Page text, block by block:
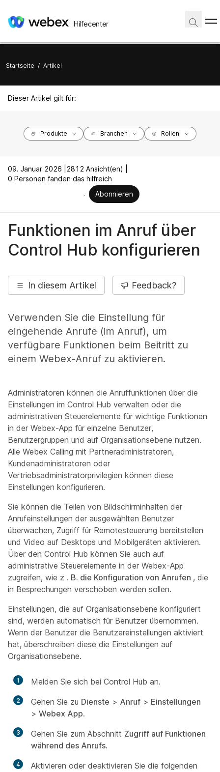
Hilfecenter
Startseite / Artikel
Dieser Artikel gilt für:
Produkte Branchen Rollen
09. Januar 2026 |
2812 Ansicht(en) |
0 Personen fanden das hilfreich
Abonnieren
Funktionen im Anruf über
Control Hub konfigurieren
In diesem Artikel Feedback?
Verwenden Sie die Einstellung für
eingehende Anrufe (im Anruf), um
verfügbare Funktionen beim Beitritt zu
einem Webex-Anruf zu aktivieren.
Administratoren können die Anruffunktionen über die
Einstellungen im Control Hub verwalten oder die
administrativen Steuerelemente für wichtige Funktionen
in der Webex-App für einzelne Benutzer,
Benutzergruppen und auf Organisationsebene nutzen.
Alle Webex Calling mit Partneradministratoren,
Kundenadministratoren oder
Vertriebsadministratorprivilegien können diese
Einstellungen konfigurieren.
Sie können die Teilen von Bildschirminhalten der
Anrufeinstellungen der ausgewählten Benutzer
überwachen, Zugriff für Remotesteuerung bereitstellen
und Video auf Desktops und Mobilgeräten aktivieren.
Über den Control Hub können Sie auch auf
administrative Steuerelemente in der Webex-App
zugreifen, wie z . B. die Konfiguration von Anrufen , die
in Besprechungen verschoben werden sollen.
Einstellungen, die auf Organisationsebene konfiguriert
sind, werden automatisch für Benutzer übernommen.
Wenn der Benutzer die Benutzereinstellungen aktiviert
hat, überschreiben diese die Einstellungen auf
Organisationsebene.
1 Melden Sie sich bei Control Hub an.
2 Gehen Sie zu Dienste > Anruf > Einstellungen
> Webex App.
3 Gehen Sie zum Abschnitt Zugriff auf Funktionen
während des Anrufs.
4
Aktivieren oder deaktivieren Sie die folgenden